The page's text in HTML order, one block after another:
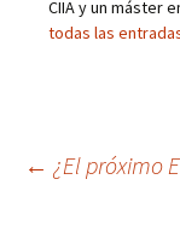
CIIA y un máster
todas las
← ¿El próximo